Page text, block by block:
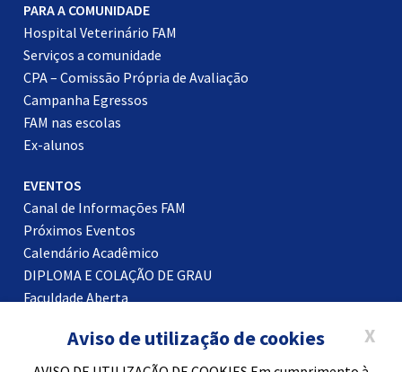
PARA A COMUNIDADE
Hospital Veterinário FAM
Serviços a comunidade
CPA – Comissão Própria de Avaliação
Campanha Egressos
FAM nas escolas
Ex-alunos
EVENTOS
Canal de Informações FAM
Próximos Eventos
Calendário Acadêmico
DIPLOMA E COLAÇÃO DE GRAU
Faculdade Aberta
Aviso de utilização de cookies X